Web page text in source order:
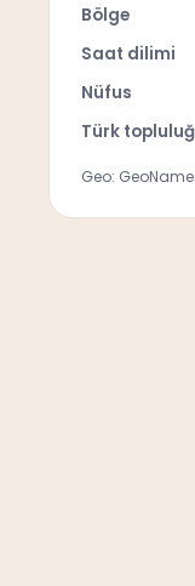
Bölge
Saat dilimi
Nüfus
Türk
Geo: